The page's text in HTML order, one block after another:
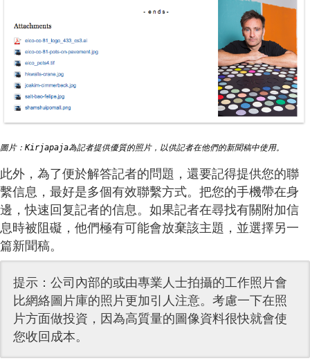
圖片：Kirjapaja為記者提供優質的照片，以供記者在他們的新聞稿中使用。
此外，為了便於解答記者的問題，還要記得提供您的聯
繫信息，最好是多個有效聯繫方式。把您的手機帶在身
邊，快速回复記者的信息。如果記者在尋找有關附加信
息時被阻礙，他們極有可能會放棄該主題，並選擇另一
篇新聞稿。
提示：公司內部的或由專業人士拍攝的工作照片會
比網絡圖片庫的照片更加引人注意。考慮一下在照
片方面做投資，因為高質量的圖像資料很快就會使
您收回成本。